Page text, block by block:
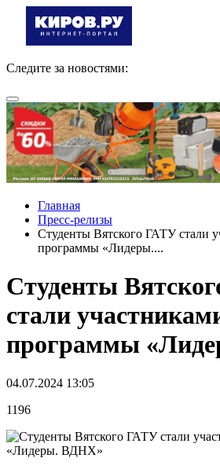
Следите за новостями:
Главная
Пресс-релизы
Студенты Вятского ГАТУ стали
программы «Лидеры....
Студенты
стали
программы
04.07.2024 13:05
1196